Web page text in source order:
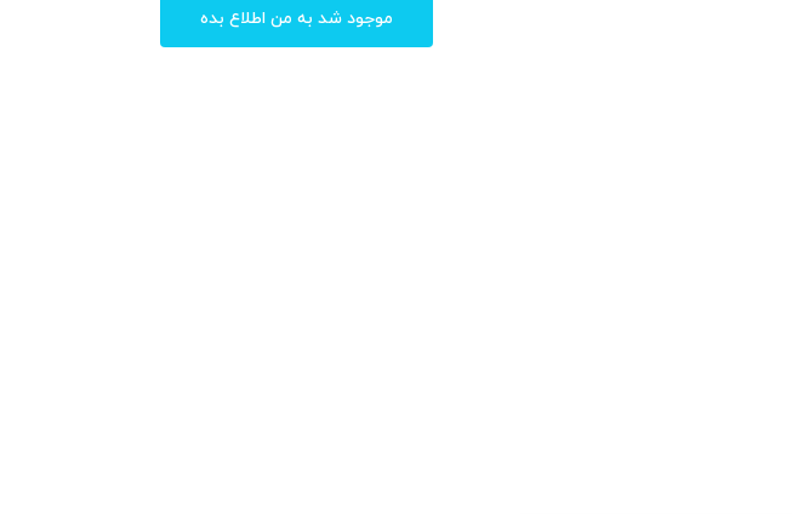
موجود شد به من اطلاع بده